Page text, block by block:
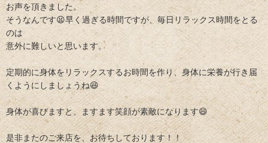
お声を頂きました。
そうなんです😫早く過ぎる時間ですが、毎日リラックス時間をとる
のは
意外に難しいと思います。
定期的に身体をリラックスするお時間を作り、身体に栄養が行き届
くようにしましょうね😆
身体が喜びますと、ますます笑顔が素敵になります😄
是非またのご来店を、お待ちしております！！